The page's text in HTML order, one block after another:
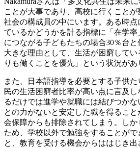
ことが大事であり、高校に行くことが
社会の構成員の中にいます。ある時
ているかどうかを計る指標に「在学
につながる子どもたちの場合30％台
大きな理由として、生活が困窮してい
りも働くことを優先」という状況があ
また、日本語指導を必要とする子供
民の生活困窮者比率が高い点に言及
るだけでは進学や就職には結びつかな
との力がないと安定した職を得るこ
会保障からも排除されてしまう。し
ため、学校以外で勉強をすることがで
と、教育を受ける機会からははじき